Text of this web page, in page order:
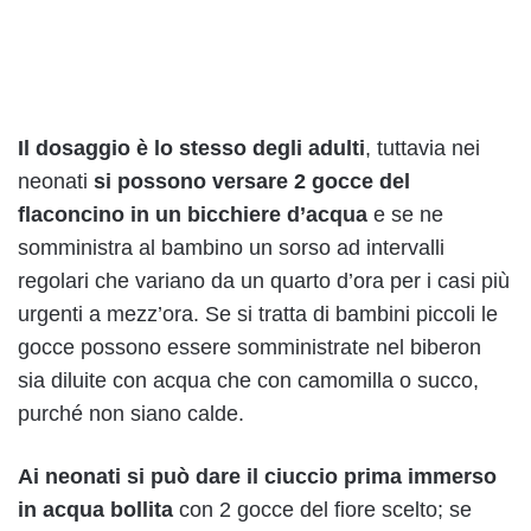
Il dosaggio è lo stesso degli adulti, tuttavia nei
neonati si possono versare 2 gocce del
flaconcino in un bicchiere d’acqua e se ne
somministra al bambino un sorso ad intervalli
regolari che variano da un quarto d’ora per i casi più
urgenti a mezz’ora. Se si tratta di bambini piccoli le
gocce possono essere somministrate nel biberon
sia diluite con acqua che con camomilla o succo,
purché non siano calde.
Ai neonati si può dare il ciuccio prima immerso
in acqua bollita con 2 gocce del fiore scelto; se